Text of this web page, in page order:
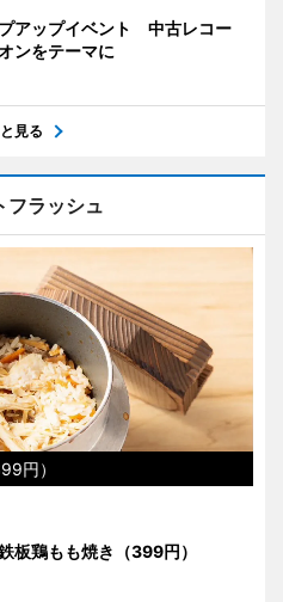
アップイベント 中古レコー
ンをテーマに
見る
フラッシュ
円）
板鶏もも焼き（399円）